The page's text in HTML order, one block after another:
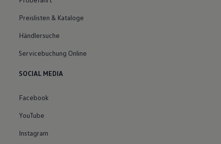
Preislisten & Kataloge
Händlersuche
Servicebuchung Online
SOCIAL MEDIA
Facebook
YouTube
Instagram